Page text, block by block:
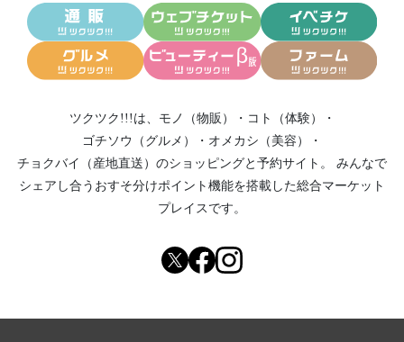
ツクツク!!!は、 モノ（物販） ・ コト（体験）
・
ゴチソウ（グルメ）
・ オメカシ（美容）
・
チョクバイ（産地直送） のショッピングと予約サイト。
みんなで
シェアし合う おすそ分けポイント機能を搭載した総合マーケット
プレイスです。